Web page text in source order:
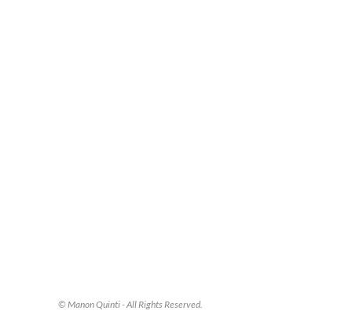
© Manon Quinti - All Rights Reserved.